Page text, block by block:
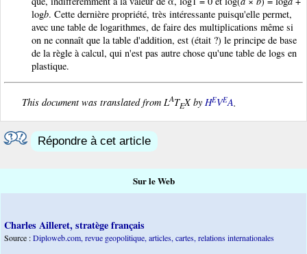
logb. Cette dernière propriété, très intéressante puisqu'elle permet,
avec une table de logarithmes, de faire des multiplications même si
on ne connaît que la table d'addition, est (était ?) le principe de base
de la règle à calcul, qui n'est pas autre chose qu'une table de logs en
plastique.
This document was translated from LATEX by HEVEA.
Répondre à cet article
Sur le Web
Charles Ailleret, stratège français
Source :Diploweb.com, revue geopolitique, articles, cartes, relations internationales